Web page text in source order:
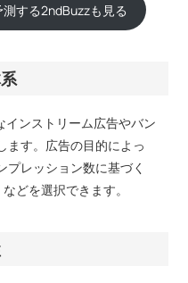
する2ndBuzzも見る
インストリーム広告やバン
ます。広告の目的によっ
レッション数に基づく
どを選択できます。